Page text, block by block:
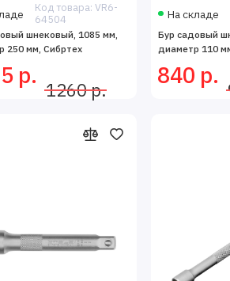
Код товара: VR6-
64504
шнековый, 1085 мм,
250 мм, Сибртех
р.
1260 р.
На складе
Бур садовый
диаметр 110
840 р.